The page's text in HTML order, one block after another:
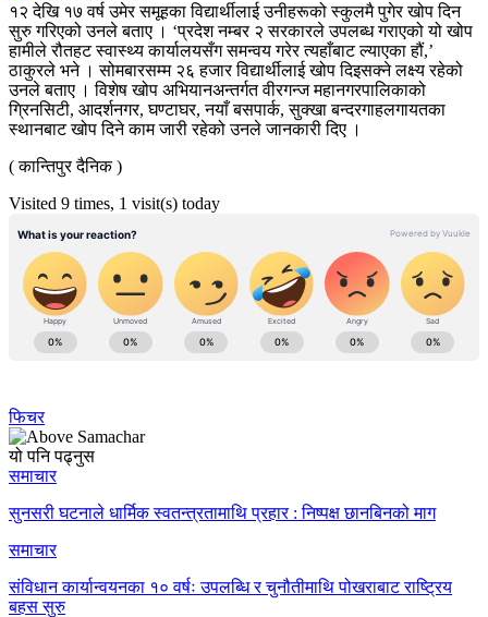
१२ देखि १७ वर्ष उमेर समूहका विद्यार्थीलाई उनीहरूको स्कुलमै पुगेर खोप दिन
सुरु गरिएको उनले बताए । ‘प्रदेश नम्बर २ सरकारले उपलब्ध गराएको यो खोप
हामीले रौतहट स्वास्थ्य कार्यालयसँग समन्वय गरेर त्यहाँबाट ल्याएका हौं,’
ठाकुरले भने । सोमबारसम्म २६ हजार विद्यार्थीलाई खोप दिइसक्ने लक्ष्य रहेको
उनले बताए ।विशेष खोप अभियानअन्तर्गत वीरगन्ज महानगरपालिकाको
ग्रिनसिटी, आदर्शनगर, घण्टाघर, नयाँ बसपार्क, सुक्खा बन्दरगाहलगायतका
स्थानबाट खोप दिने काम जारी रहेको उनले जानकारी दिए ।
( कान्तिपुर दैनिक )
Visited 9 times, 1 visit(s) today
फिचर
यो पनि पढ्नुस
समाचार
सुनसरी घटनाले धार्मिक स्वतन्त्रतामाथि प्रहार : निष्पक्ष छानबिनको माग
समाचार
संविधान कार्यान्वयनका १० वर्षः उपलब्धि र चुनौतीमाथि पोखराबाट राष्ट्रिय
बहस सुरु